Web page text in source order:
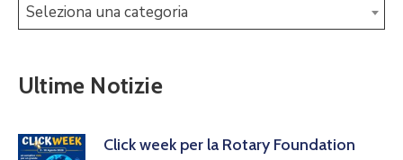
Seleziona una categoria
Ultime Notizie
Click week per la Rotary Foundation